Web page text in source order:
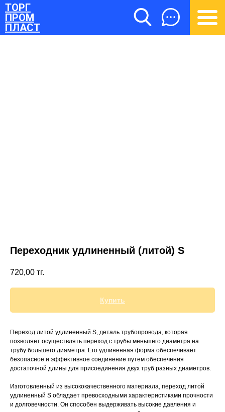
ТОРГ
ПРОМ
ПЛАСТ
Переходник удлиненный (литой) S
720,00 тг.
Купить
Переход литой удлиненный S, деталь трубопровода, которая
позволяет осуществлять переход с трубы меньшего диаметра на
трубу большего диаметра. Его удлиненная форма обеспечивает
безопасное и эффективное соединение путем обеспечения
достаточной длины для присоединения двух труб разных диаметров.
Изготовленный из высококачественного материала, переход литой
удлиненный S обладает превосходными характеристиками прочности
и долговечности. Он способен выдерживать высокие давления и